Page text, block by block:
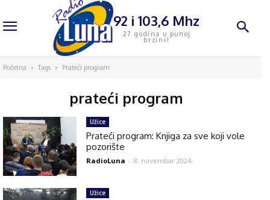
92 i 103,6 Mhz
27 godina u punoj
brzini!
Početna Tags Prateći program
prateći program
Užice
Prateći program: Knjiga za sve koji vole
pozorište
RadioLuna - 8. novembar 2024.
Užice